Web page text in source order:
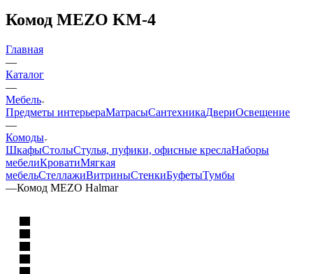
Комод MEZO KM-4
Главная
—
Каталог
—
Мебель
Предметы интерьераМатрасыСантехникаДвериОсвещение
—
Комоды
ШкафыСтолыСтулья, пуфики, офисные креслаНаборы
мебелиКроватиМягкая
мебельСтеллажиВитриныСтенкиБуфетыТумбы
—Комод MEZO Halmar